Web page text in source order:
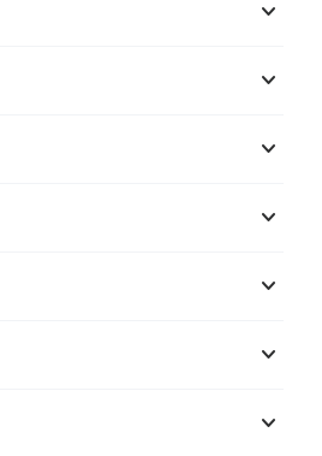
keyboard_arrow_down
keyboard_arrow_down
keyboard_arrow_down
keyboard_arrow_down
keyboard_arrow_down
keyboard_arrow_down
keyboard_arrow_down